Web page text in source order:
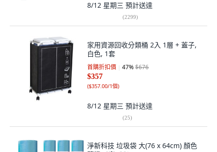
8/12 星期三 預計送達
(2299)
家用資源回收分類桶 2入 1層 + 蓋子,
白色, 1套
首購折扣價 47%$676
$357
($357.00/1個)
8/12 星期三 預計送達
(25)
淨新科技 垃圾袋 大(76 x 64cm) 顏色